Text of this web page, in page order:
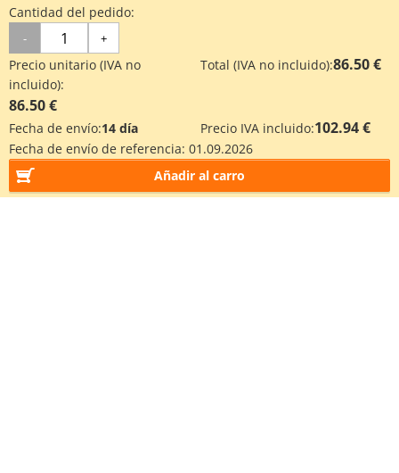
Cantidad del pedido:
- +
Precio unitario (IVA no
incluido):
86.50 €
Total (IVA no incluido):86.50 €
Fecha de envío:14 día Precio IVA incluido:102.94 €
Fecha de envío de referencia: 01.09.2026
Añadir al carro